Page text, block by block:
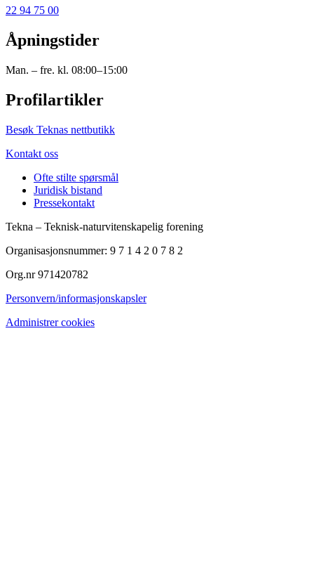
22 94 75 00
Åpningstider
Man. – fre. kl. 08:00–15:00
Profilartikler
Besøk Teknas nettbutikk
Kontakt oss
Ofte stilte spørsmål
Juridisk bistand
Pressekontakt
Tekna – Teknisk-naturvitenskapelig forening
Organisasjonsnummer: 9 7 1 4 2 0 7 8 2
Org.nr 971420782
Personvern/informasjonskapsler
Administrer cookies